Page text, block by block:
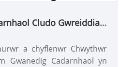
Cludo Gwreiddiau
a chyflenwr Chwythwr
Gwanedig Cadarnhaol yn